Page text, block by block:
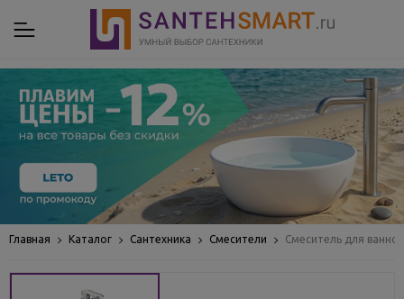
Главная Каталог Сантехника Смесители Смеситель для